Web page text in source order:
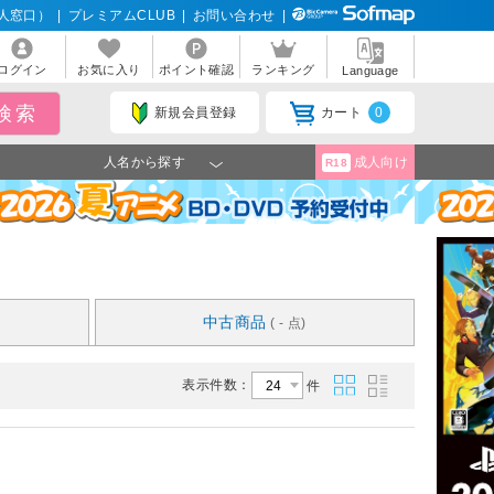
窓口） プレミアムCLUB お問い合わせ
グイン お気に入り ポイント確認 ランキング Language
新規会員登録 カート 0
人名から探す R18 成人向け
中古商品 ( - 点)
表示件数： 件